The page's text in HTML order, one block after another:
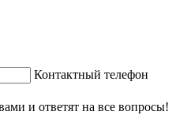
Контактный телефон
и ответят на все вопросы!